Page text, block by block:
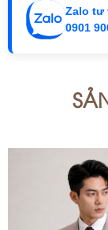
Zalo tư
0901